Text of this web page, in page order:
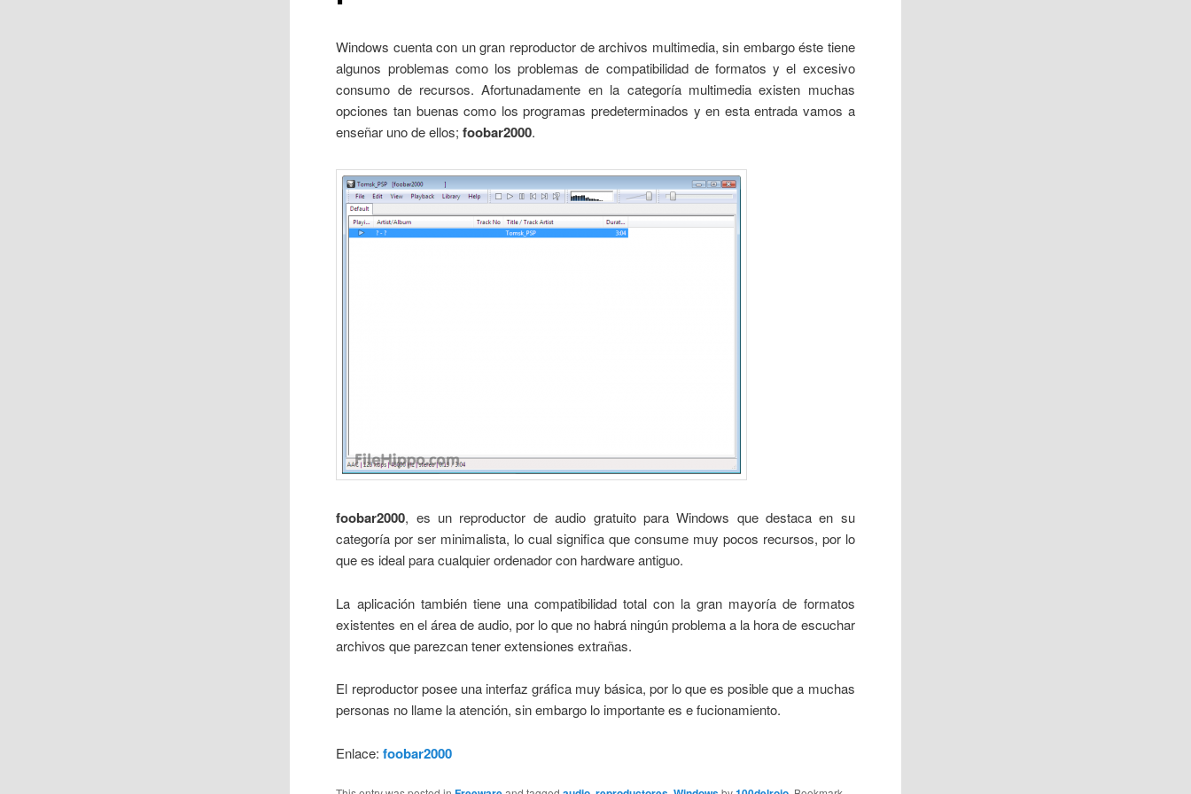
Windows cuenta con un gran reproductor de archivos multimedia, sin embargo éste tiene
algunos problemas como los problemas de compatibilidad de formatos y el excesivo
consumo de recursos. Afortunadamente en la categoría multimedia existen muchas
opciones tan buenas como los programas predeterminados y en esta entrada vamos a
enseñar uno de ellos;foobar2000.
foobar2000, es un reproductor de audio gratuito para Windows que destaca en su
categoría por ser minimalista, lo cual significa que consume muy pocos recursos, por lo
que es ideal para cualquier ordenador con hardware antiguo.
La aplicación también tiene una compatibilidad total con la gran mayoría de formatos
existentes en el área de audio, por lo que no habrá ningún problema a la hora de escuchar
archivos que parezcan tener extensiones extrañas.
El reproductor posee una interfaz gráfica muy básica, por lo que es posible que a muchas
personas no llame la atención, sin embargo lo importante es e fucionamiento.
Enlace:foobar2000